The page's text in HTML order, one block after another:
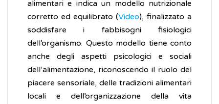
alimentari e indica un modello nutrizionale
corretto ed equilibrato (Video), finalizzato a
soddisfare i fabbisogni fisiologici
dell’organismo. Questo modello tiene conto
anche degli aspetti psicologici e sociali
dell’alimentazione, riconoscendo il ruolo del
piacere sensoriale, delle tradizioni alimentari
locali e dell’organizzazione della vita